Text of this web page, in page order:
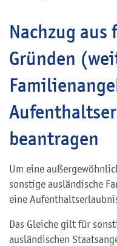
Nachzug
Gründen
beantragen
Um eine
sonstige ausländische
eine
Das Gleiche gilt für
ausländischen